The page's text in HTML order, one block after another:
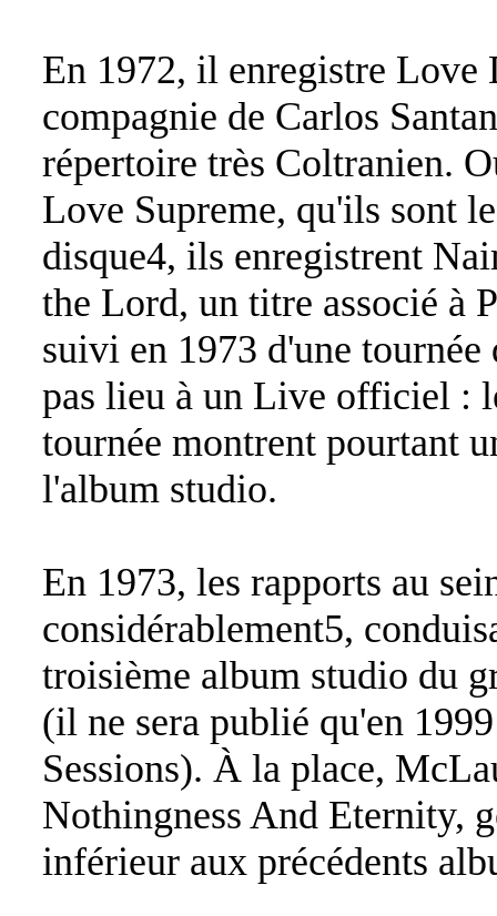
En 1972, il enregistre Love
compagnie de Carlos
répertoire très Coltranien.
Love Supreme, qu'ils sont
disque4, ils enregistrent
the Lord, un titre associé à
suivi en 1973 d'une
pas lieu à un Live officiel :
tournée montrent pourtant
l'album studio.
En 1973, les rapports au
considérablement5,
troisième album studio du
(il ne sera publié qu'en
Sessions). À la place,
Nothingness And Eternity,
inférieur aux précédents